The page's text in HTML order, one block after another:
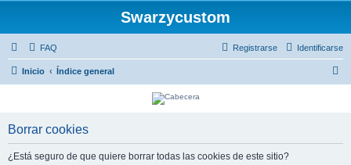
Swarzycustom
FAQ Identificarse
Registrarse
Inicio Índice general
a
Borrar cookies
¿Está seguro de que quiere borrar todas las cookies de este sitio?